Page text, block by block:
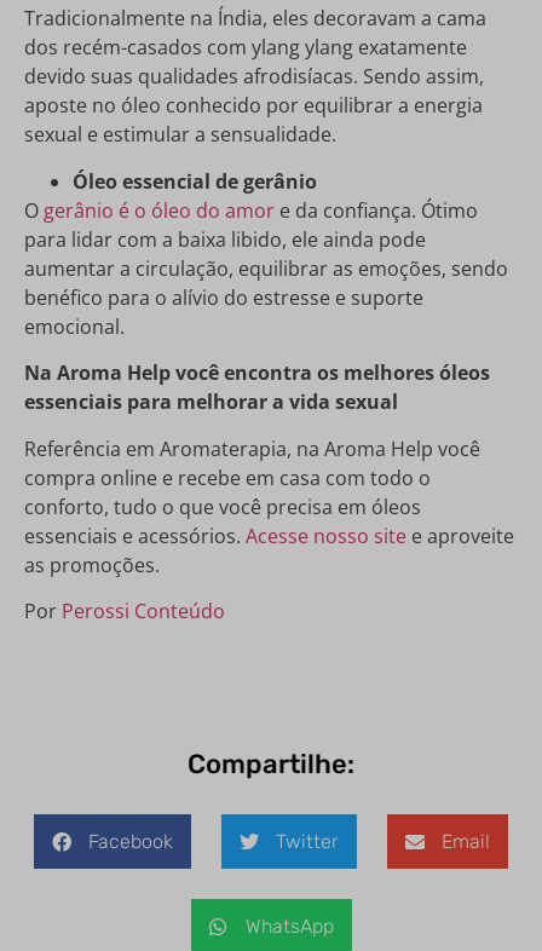
Tradicionalmente na Índia, eles decoravam a cama
dos recém-casados ​​com ylang ylang exatamente
devido suas qualidades afrodisíacas. Sendo assim,
aposte no óleo conhecido por equilibrar a energia
sexual e estimular a sensualidade.
Óleo essencial de gerânio
O gerânio é o óleo do amor e da confiança. Ótimo
para lidar com a baixa libido, ele ainda pode
aumentar a circulação, equilibrar as emoções, sendo
benéfico para o alívio do estresse e suporte
emocional.
Na Aroma Help você encontra os melhores óleos
essenciais para melhorar a vida sexual
Referência em Aromaterapia, na Aroma Help você
compra online e recebe em casa com todo o
conforto, tudo o que você precisa em óleos
essenciais e acessórios. Acesse nosso site e aproveite
as promoções.
Por Perossi Conteúdo
Compartilhe:
Facebook Twitter Email
WhatsApp